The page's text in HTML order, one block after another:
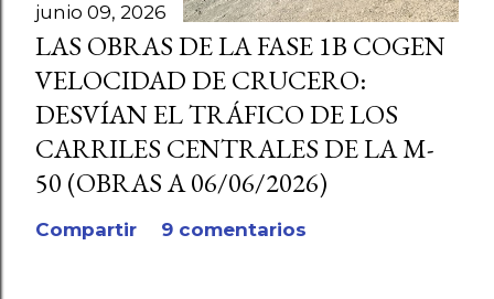
junio 09, 2026
LAS OBRAS DE LA FASE 1B COGEN
VELOCIDAD DE CRUCERO:
DESVÍAN EL TRÁFICO DE LOS
CARRILES CENTRALES DE LA M-
50 (OBRAS A 06/06/2026)
Compartir 9 comentarios